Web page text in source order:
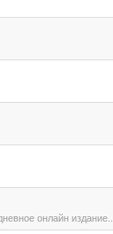
онлайн издание....